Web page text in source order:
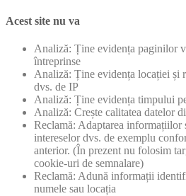
Acest site nu va
Analiză: Ține evidența paginilor
întreprinse
Analiză: Ține evidența locației și
dvs. de IP
Analiză: Ține evidența timpului
Analiză: Crește calitatea datelor
Reclamă: Adaptarea informațiilor
intereselor dvs. de exemplu
anterior. (În prezent nu folosim
cookie-uri de semnalare)
Reclamă: Adună informații
numele sau locația